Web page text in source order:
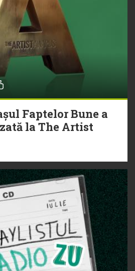
Faptelor Bune a
la The Artist